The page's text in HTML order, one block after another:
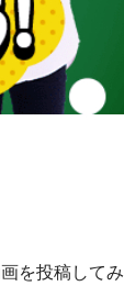
を投稿してみ